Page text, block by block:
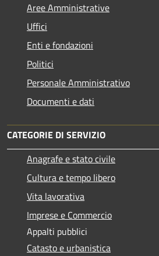
Aree Amministrative
Uffici
Enti e fondazioni
Politici
Personale Amministrativo
Documenti e dati
CATEGORIE DI SERVIZIO
Anagrafe e stato civile
Cultura e tempo libero
Vita lavorativa
Imprese e Commercio
Appalti pubblici
Catasto e urbanistica